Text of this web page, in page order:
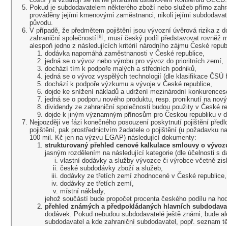
Pokud je subdodavatelem některého zboží nebo služeb přímo
prováděny jejími kmenovými zaměstnanci, nikoli jejími
původu.
V případě, že předmětem pojištění jsou vývozní úvěrová rizika z
zahraniční společností 6 , musí český podíl představovat rovněž
alespoň jedno z následujících kritérií národního zájmu České
dodávka napomáhá zaměstnanosti v České republice,
jedná se o vývoz nebo výrobu pro vývoz do prioritních zemí,
dochází tím k podpoře malých a středních podniků,
jedná se o vývoz vyspělých technologií (dle klasifikace ČSÚ
dochází k podpoře výzkumu a vývoje v České republice,
dojde ke snížení nákladů a udržení mezinárodní
jedná se o podporu nového produktu, resp. proniknutí na
dividendy ze zahraniční společnosti budou použity v České
dojde k jiným významným přínosům pro Českou republiku v
Nejpozději ve fázi konečného posouzení poskytnutí pojištění
pojištění, pak prostřednictvím žadatele o pojištění (u požadavku
100 mil. Kč jen na výzvu EGAP) následující dokumenty:
strukturovaný přehled cenové kalkulace smlouvy o
jasným rozdělením na následující kategorie (dle účelnosti s
vlastní dodávky a služby vývozce či výrobce včetně
české subdodávky zboží a služeb,
dodávky ze třetích zemí zhodnocené v České republice,
dodávky ze třetích zemí,
místní náklady,
jehož součástí bude propočet procenta českého podílu na
přehled známých a předpokládaných hlavních
dodávek. Pokud nebudou subdodavatelé ještě známi, bude
subdodavatel a kde zahraniční subdodavatel, popř. seznam